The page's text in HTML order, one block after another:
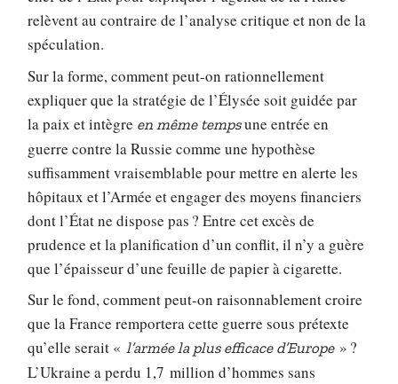
relèvent au contraire de l’analyse critique et non de la
spéculation.
Sur la forme, comment peut-on rationnellement
expliquer que la stratégie de l’Élysée soit guidée par
la paix et intègre en même tempsune entrée en
guerre contre la Russie comme une hypothèse
suffisamment vraisemblable pour mettre en alerte les
hôpitaux et l’Armée et engager des moyens financiers
dont l’État ne dispose pas ? Entre cet excès de
prudence et la planification d’un conflit, il n’y a guère
que l’épaisseur d’une feuille de papier à cigarette.
Sur le fond, comment peut-on raisonnablement croire
que la France remportera cette guerre sous prétexte
qu’elle serait «l’armée la plus efficace d’Europe» ?
L’Ukraine a perdu 1,7 million d’hommes sans